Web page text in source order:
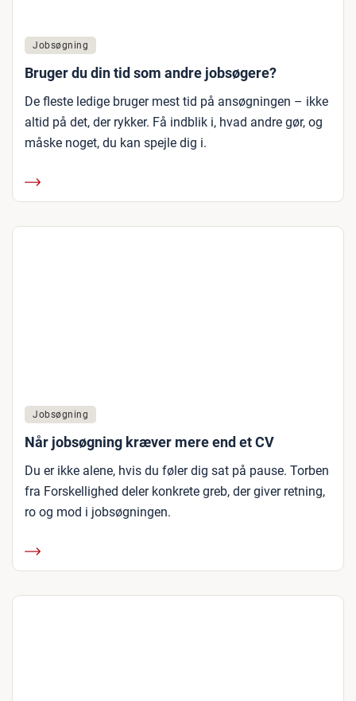
Jobsøgning
Bruger du din tid som andre jobsøgere?
De fleste ledige bruger mest tid på ansøgningen – ikke
altid på det, der rykker. Få indblik i, hvad andre gør, og
måske noget, du kan spejle dig i.
Jobsøgning
Når jobsøgning kræver mere end et CV
Du er ikke alene, hvis du føler dig sat på pause. Torben
fra Forskellighed deler konkrete greb, der giver retning,
ro og mod i jobsøgningen.